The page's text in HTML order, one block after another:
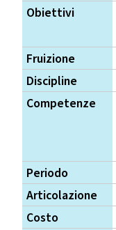
Obiettivi
Fruizione
Discipline
Competenze
Periodo
Articolazione
Costo